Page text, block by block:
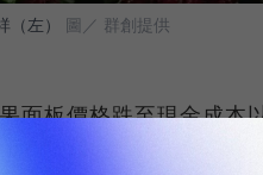
左） 圖／ 群創提供
面板價格跌至現金成本
慢，預估第3季產能利